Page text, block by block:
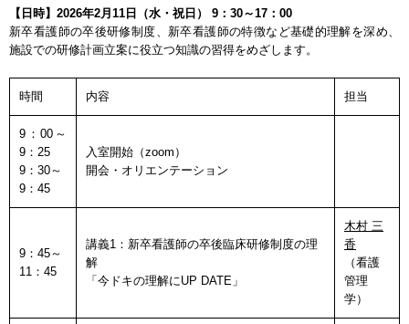
【日時】2026年2月11日（水・祝日） 9：30～17：00
新卒看護師の卒後研修制度、新卒看護師の特徴など基礎的理解を深め、
施設での研修計画立案に役立つ知識の習得をめざします。
時間 内容 担当
9：00～
9：25
9：30～
9：45
入室開始（zoom）
開会・オリエンテーション
9：45～
11：45
講義1：新卒看護師の卒後臨床研修制度の理
解
「今ドキの理解にUP DATE」
木村 三
香
（看護
管理
学）